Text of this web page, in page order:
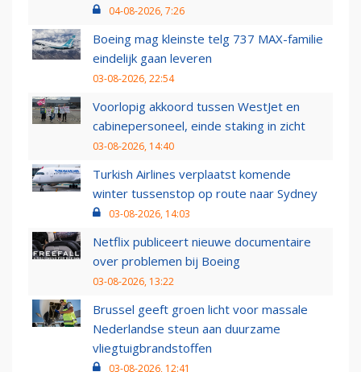
04-08-2026, 7:26
Boeing mag kleinste telg 737 MAX-familie
eindelijk gaan leveren
03-08-2026, 22:54
Voorlopig akkoord tussen WestJet en
cabinepersoneel, einde staking in zicht
03-08-2026, 14:40
Turkish Airlines verplaatst komende
winter tussenstop op route naar Sydney
03-08-2026, 14:03
Netflix publiceert nieuwe documentaire
over problemen bij Boeing
03-08-2026, 13:22
Brussel geeft groen licht voor massale
Nederlandse steun aan duurzame
vliegtuigbrandstoffen
03-08-2026, 12:41